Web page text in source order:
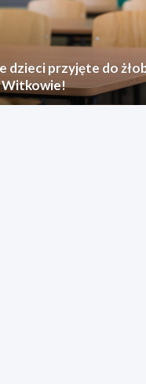
dzieci przyjęte do
Witkowie!